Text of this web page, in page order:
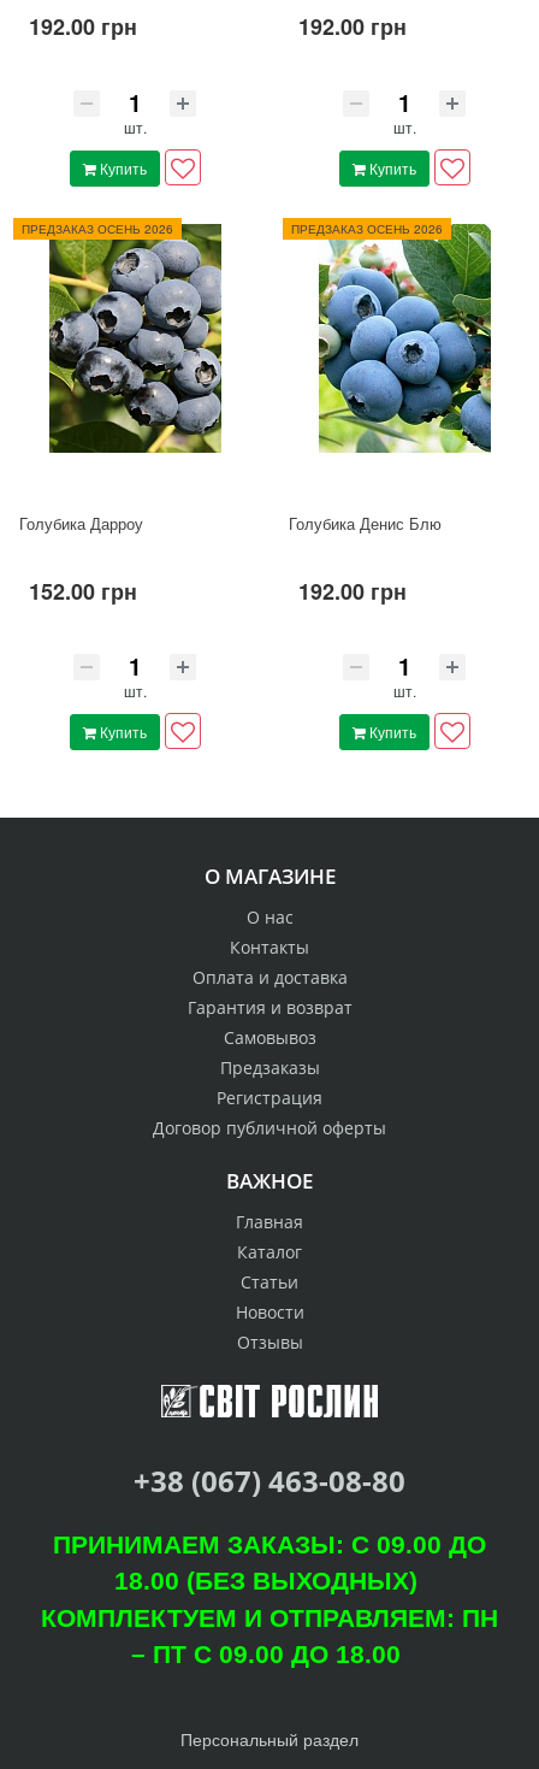
192.00 грн
шт.
Купить
192.00 грн
шт.
Купить
ПРЕДЗАКАЗ ОСЕНЬ 2026
Голубика Дарроу
152.00 грн
шт.
Купить
ПРЕДЗАКАЗ ОСЕНЬ 2026
Голубика Денис Блю
192.00 грн
шт.
Купить
О МАГАЗИНЕ
О нас
Контакты
Оплата и доставка
Гарантия и возврат
Самовывоз
Предзаказы
Регистрация
Договор публичной оферты
ВАЖНОЕ
Главная
Каталог
Статьи
Новости
Отзывы
+38 (067) 463-08-80
ПРИНИМАЕМ ЗАКАЗЫ: С 09.00 ДО
18.00 (БЕЗ ВЫХОДНЫХ)
КОМПЛЕКТУЕМ И ОТПРАВЛЯЕМ: ПН
– ПТ С 09.00 ДО 18.00
Персональный раздел